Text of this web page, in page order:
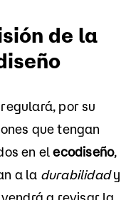
de la
por su
que tengan
en elecodiseño,
a la durabilidady